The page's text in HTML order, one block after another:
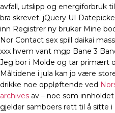
avfall, utslipp og energiforbruk
bra skrevet. jQuery UI
inn Registrer ny bruker Mine
Nor Contact sex spill daikai
xxx hvem vant mgp Bane 3
Jeg bor i Molde og tar primært
Måltidene i jula kan jo være
drikke noe oppløftende ved
archives av – noe som
gjelder samboers rett til å sitte